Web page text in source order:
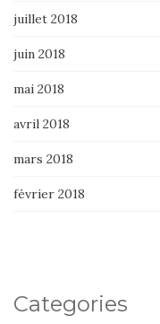
juillet 2018
juin 2018
mai 2018
avril 2018
mars 2018
février 2018
Categories